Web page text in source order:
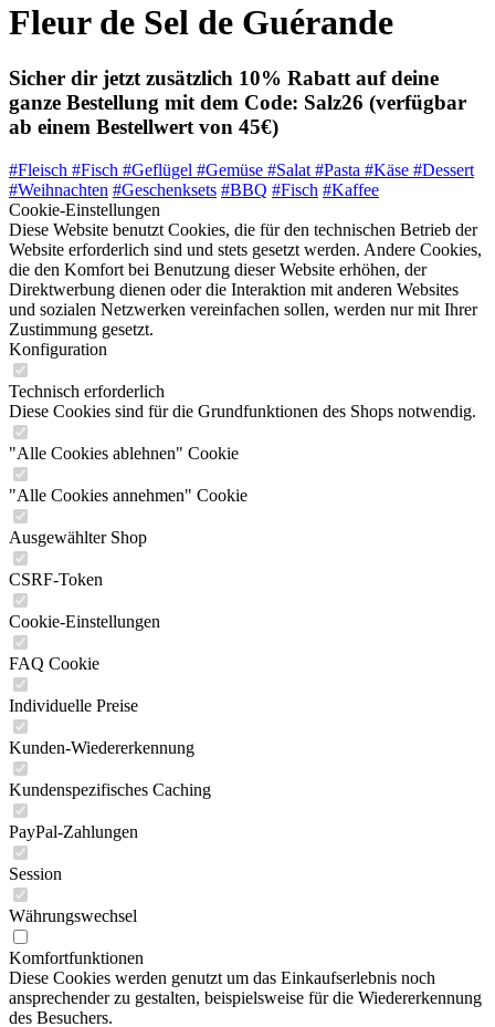
Fleur de Sel de Guérande
Sicher dir jetzt zusätzlich 10% Rabatt auf deine
ganze Bestellung mit dem Code: Salz26 (verfügbar
ab einem Bestellwert von 45€)
#Fleisch #Fisch #Geflügel #Gemüse #Salat #Pasta #Käse #Dessert
#Weihnachten #Geschenksets #BBQ #Fisch #Kaffee
Cookie-Einstellungen
Diese Website benutzt Cookies, die für den technischen Betrieb der
Website erforderlich sind und stets gesetzt werden. Andere Cookies,
die den Komfort bei Benutzung dieser Website erhöhen, der
Direktwerbung dienen oder die Interaktion mit anderen Websites
und sozialen Netzwerken vereinfachen sollen, werden nur mit Ihrer
Zustimmung gesetzt.
Konfiguration
Technisch erforderlich
Diese Cookies sind für die Grundfunktionen des Shops notwendig.
"Alle Cookies ablehnen" Cookie
"Alle Cookies annehmen" Cookie
Ausgewählter Shop
CSRF-Token
Cookie-Einstellungen
FAQ Cookie
Individuelle Preise
Kunden-Wiedererkennung
Kundenspezifisches Caching
PayPal-Zahlungen
Session
Währungswechsel
Komfortfunktionen
Diese Cookies werden genutzt um das Einkaufserlebnis noch
ansprechender zu gestalten, beispielsweise für die Wiedererkennung
des Besuchers.